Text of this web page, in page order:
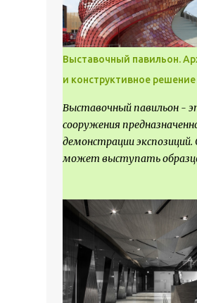
но и видом деятельность
на них. Одни используют в
выращивания
строительства
т.д.
Выставочный павильон.
и конструктивное решение
Выставочный павильон -
сооружения
демонстрации экспозиций.
может выступать
достижений. Как правило,
относится к
всемирным выставкам.
павильоны
универсальные
временные постоянные